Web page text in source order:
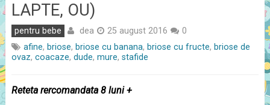
LAPTE, OU)
pentru bebe dea 25 august 2016
0
afine, briose, briose cu banana, briose cu fructe, briose de
ovaz, coacaze, dude, mure, stafide
Reteta rercomandata 8 luni +